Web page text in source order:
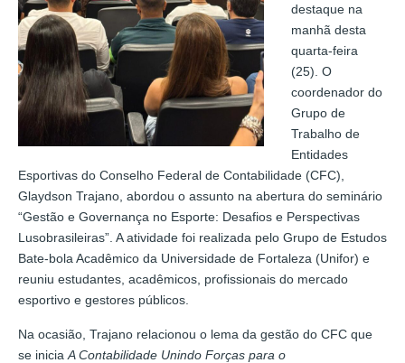
destaque na
manhã desta
quarta-feira
(25). O
coordenador do
Grupo de
Trabalho de
Entidades
Esportivas do Conselho Federal de Contabilidade (CFC),
Glaydson Trajano, abordou o assunto na abertura do seminário
“Gestão e Governança no Esporte: Desafios e Perspectivas
Lusobrasileiras”. A atividade foi realizada pelo Grupo de Estudos
Bate-bola Acadêmico da Universidade de Fortaleza (Unifor) e
reuniu estudantes, acadêmicos, profissionais do mercado
esportivo e gestores públicos.
Na ocasião, Trajano relacionou o lema da gestão do CFC que
se inicia A Contabilidade Unindo Forças para o